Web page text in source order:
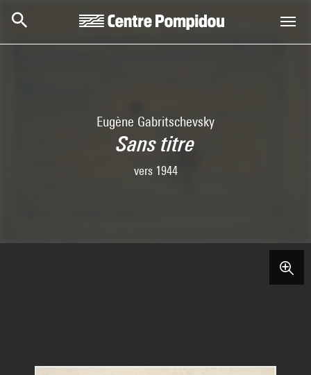
Eugène Gabritschevsky
Sans titre
vers 1944